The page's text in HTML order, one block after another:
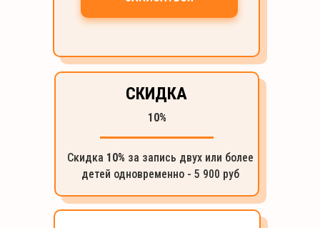
10%
СКИДКА
Скидка 10% за запись двух или более
детей одновременно - 5 900 руб